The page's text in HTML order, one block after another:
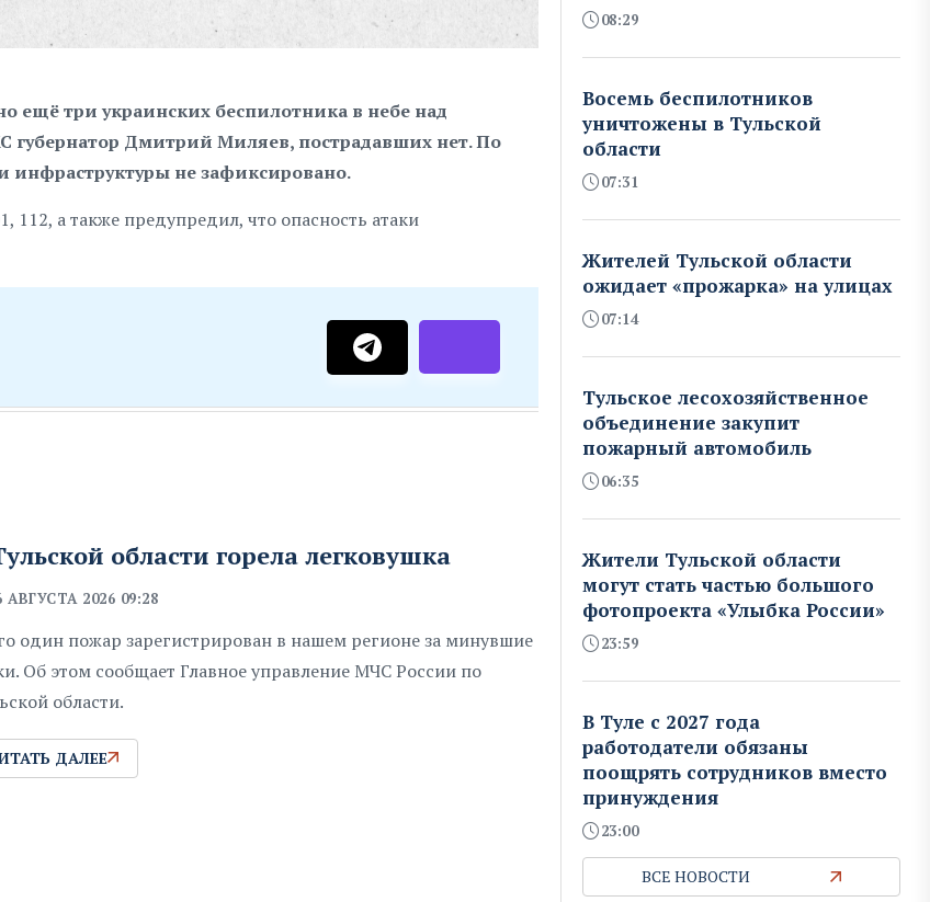
три украинских беспилотника в небе над
губернатор Дмитрий Миляев, пострадавших нет. По
не зафиксировано.
112, а также предупредил, что опасность атаки
области горела легковушка
АВГУСТА 2026 09:28
один пожар зарегистрирован в нашем регионе за минувшие
Об этом сообщает Главное управление МЧС России по
области.
ДАЛЕЕ
08:29
Восемь беспилотников
уничтожены в Тульской
области
07:31
Жителей Тульской области
ожидает «прожарка» на улицах
07:14
Тульское лесохозяйственное
объединение закупит
пожарный автомобиль
06:35
Жители Тульской области
могут стать частью большого
фотопроекта «Улыбка России»
23:59
В Туле с 2027 года
работодатели обязаны
поощрять сотрудников вместо
принуждения
23:00
ВСЕ НОВОСТИ